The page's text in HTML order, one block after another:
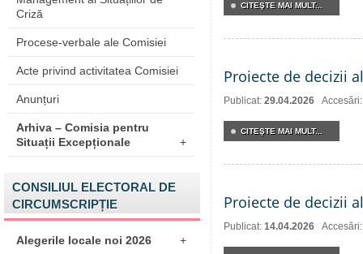
Criză
Procese-verbale ale Comisiei
Acte privind activitatea Comisiei
Anunțuri
Arhiva – Comisia pentru
Situații Excepționale
+
CONSILIUL ELECTORAL DE
CIRCUMSCRIPȚIE
Alegerile locale noi 2026 +
CITEŞTE MAI MULT...
Proiecte de decizii
Publicat: 29.04.2026
CITEŞTE MAI MULT...
Proiecte de decizii
Publicat: 14.04.2026